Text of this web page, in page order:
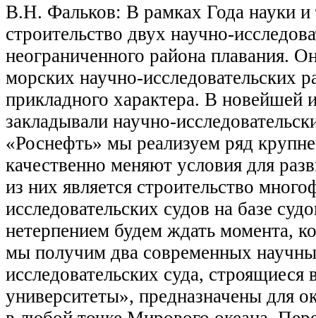
В.Н. Фальков: В рамках Года науки и
строительство двух научно-
неограниченного района плавания.
морских научно-исследовательских
прикладного характера. В новейшей
закладывали научно-
«Роснефть» мы реализуем ряд
качественно меняют условия для
из них является строительство
исследовательских судов на базе
нетерпением будем ждать момента,
мы получим два современных
исследовательских суда,
университеты», предназначены для